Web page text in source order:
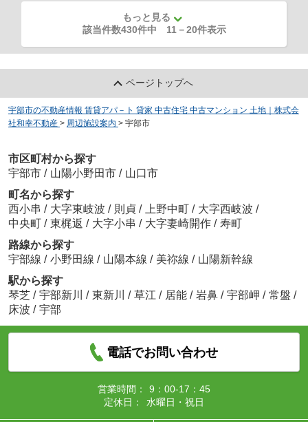
もっと見る
該当件数430件中 11 －20件表示
ページトップへ
宇部市の不動産情報 賃貸アパ－ト 貸家 中古住宅 中古マンション 土地｜株式会
社和幸不動産 > 周辺施設案内 > 宇部市
市区町村から探す
宇部市 / 山陽小野田市 / 山口市
町名から探す
西小串 / 大字東岐波 / 則貞 / 上野中町 / 大字西岐波 /
中央町 / 東梶返 / 大字小串 / 大字妻崎開作 / 寿町
路線から探す
宇部線 / 小野田線 / 山陽本線 / 美祢線 / 山陽新幹線
駅から探す
琴芝 / 宇部新川 / 東新川 / 草江 / 居能 / 岩鼻 / 宇部岬 / 常盤 /
床波 / 宇部
電話でお問い合わせ
営業時間：
9：00-17：45
定休日：
水曜日・祝日